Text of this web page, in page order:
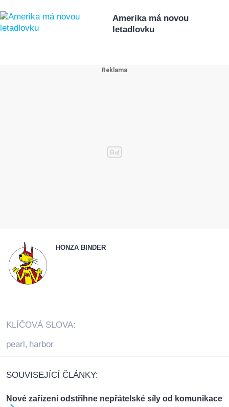
Amerika má novou
letadlovku
HONZA BINDER
KLÍČOVÁ SLOVA:
pearl , harbor
SOUVISEJÍCÍ ČLÁNKY:
Nové zařízení odstřihne nepřátelské síly od komunikace